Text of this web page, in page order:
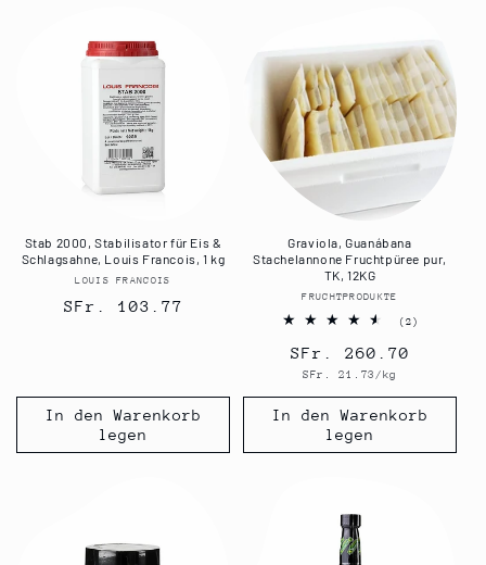
Stab 2000, Stabilisator für Eis &
Schlagsahne, Louis Francois, 1 kg
Anbieter:
LOUIS FRANCOIS
Normaler
SFr. 103.77
In den Warenkorb
legen
Graviola, Guanábana
Stachelannone Fruchtpüree pur,
TK, 12KG
Anbieter:
FRUCHTPRODUKTE
(2)
Normaler
Preis
SFr. 260.70
Grundpreis
SFr. 21.73/kg
In den Warenkorb
legen